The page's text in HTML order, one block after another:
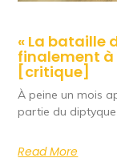
« La bataille
finalement à
[critique]
À peine un mois
partie du
Read More